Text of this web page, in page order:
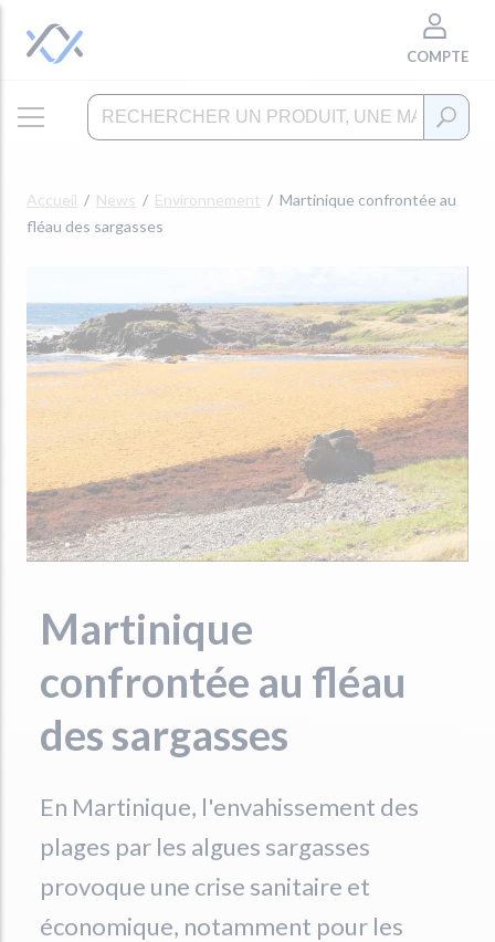
COMPTE
Accueil News Environnement
Martinique confrontée au
fléau des sargasses
Martinique
confrontée au fléau
des sargasses
En Martinique, l'envahissement des
plages par les algues sargasses
provoque une crise sanitaire et
économique, notamment pour les